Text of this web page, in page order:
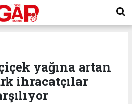
yağına artan
ihracatçılar